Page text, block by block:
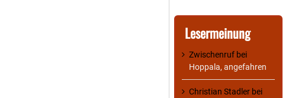
Lesermeinung
Zwischenruf bei
Hoppala, angefahren
Christian Stadler bei